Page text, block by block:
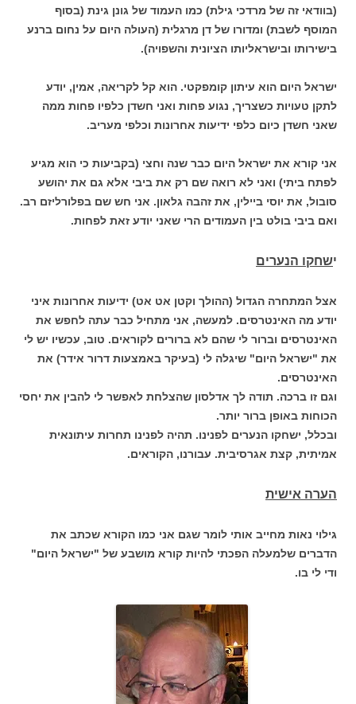
(בוודאי זה של מרדכי גילת) כמו העמוד של גונן גינת (בסוף
המוסף לשבת) ומדורו של דן מרגלית (העולה היום על נחום ברנע
בישירותו ובישראליותו הציונית והשפויה).
ישראל היום הוא עיתון קומפקטי. הוא קל לקריאה, אמין, יודע
לתקן טעויות כשצריך, נגוע פחות ואני חשדן כלפיו פחות ממה
שאני חשדן כיום כלפי ידיעות אחרונות וכלפי מעריב.
אני קורא את ישראל היום כבר שנה וחצי (בקביעות כי הוא מגיע
לפתח ביתי) ואני לא רואה שם רק את ביבי אלא גם את יהושע
סובול, את יוסי ביילין, את זהבה גלאון. אני חש שם בפלורליזם רב.
ואם ביבי בולט בין העמודים הרי שאני יודע זאת לפחות.
ישחקו הנערים
אצל המתחרה הגדול (ההולך וקטן אט אט) ידיעות אחרונות איני
יודע מה האינטרסים. למעשה, אני מתחיל כבר עתה לחפש את
האינטרסים וברור לי שהם לא ברורים לקוראים. טוב, עכשיו יש לי
את "ישראל היום" שיגלה לי (בעיקר באמצעות דרור אידר) את
האינטרסים.
וגם זו ברכה. תודה לך אדלסון שהצלחת לאפשר לי להבין את יחסי
הכוחות באופן ברור יותר.
ובכלל, ישחקו הנערים לפנינו. תהיה לפנינו תחרות עיתונאית
אמיתית, קצת אגרסיבית. עבורנו, הקוראים.
הערה אישית
גילוי נאות מחייב אותי לומר שגם אני כמו הקורא שכתב את
הדברים שלמעלה הפכתי להיות קורא מושבע של "ישראל היום"
ודי לי בו.